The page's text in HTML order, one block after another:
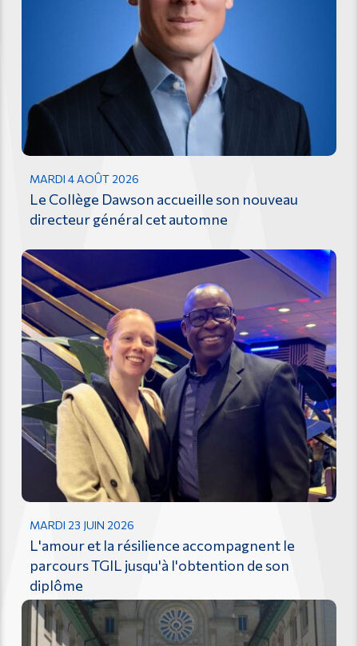
MARDI 4 AOÛT 2026
Le Collège Dawson accueille son nouveau
directeur général cet automne
MARDI 23 JUIN 2026
L'amour et la résilience accompagnent le
parcours TGIL jusqu'à l'obtention de son
diplôme